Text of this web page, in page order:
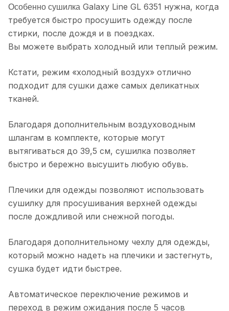
Особенно сушилка Galaxy Line GL 6351 нужна, когда
требуется быстро просушить одежду после
стирки, после дождя и в поездках.
Вы можете выбрать холодный или теплый режим.
Кстати, режим «холодный воздух» отлично
подходит для сушки даже самых деликатных
тканей.
Благодаря дополнительным воздуховодным
шлангам в комплекте, которые могут
вытягиваться до 39,5 см, сушилка позволяет
быстро и бережно высушить любую обувь.
Плечики для одежды позволяют использовать
сушилку для просушивания верхней одежды
после дождливой или снежной погоды.
Благодаря дополнительному чехлу для одежды,
который можно надеть на плечики и застегнуть,
сушка будет идти быстрее.
Автоматическое переключение режимов и
переход в режим ожидания после 5 часов